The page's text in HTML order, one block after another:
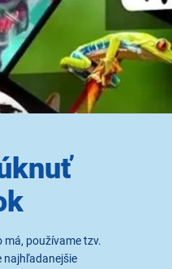
používame tzv.
najhľadanejšie
Philips
bezdrôtového
potreby použitia káblov.